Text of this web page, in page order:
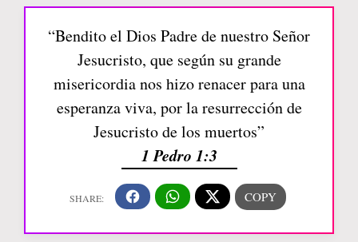
“Bendito el Dios Padre de nuestro Señor
Jesucristo, que según su grande
misericordia nos hizo renacer para una
esperanza viva, por la resurrección de
Jesucristo de los muertos”
1 Pedro 1:3